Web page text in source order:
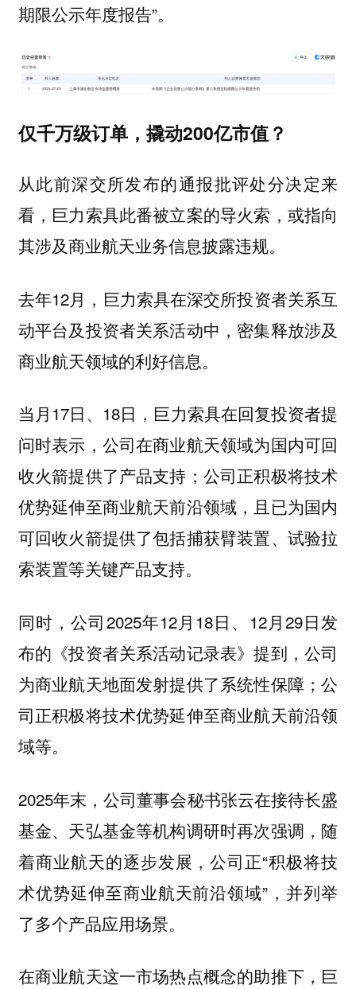
期限公示年度报告”。
仅千万级订单，撬动200亿市值？
从此前深交所发布的通报批评处分决定来
看，巨力索具此番被立案的导火索，或指向
其涉及商业航天业务信息披露违规。
去年12月，巨力索具在深交所投资者关系互
动平台及投资者关系活动中，密集释放涉及
商业航天领域的利好信息。
当月17日、18日，巨力索具在回复投资者提
问时表示，公司在商业航天领域为国内可回
收火箭提供了产品支持；公司正积极将技术
优势延伸至商业航天前沿领域，且已为国内
可回收火箭提供了包括捕获臂装置、试验拉
索装置等关键产品支持。
同时，公司2025年12月18日、12月29日发
布的《投资者关系活动记录表》提到，公司
为商业航天地面发射提供了系统性保障；公
司正积极将技术优势延伸至商业航天前沿领
域等。
2025年末，公司董事会秘书张云在接待长盛
基金、天弘基金等机构调研时再次强调，随
着商业航天的逐步发展，公司正“积极将技
术优势延伸至商业航天前沿领域”，并列举
了多个产品应用场景。
在商业航天这一市场热点概念的助推下，巨